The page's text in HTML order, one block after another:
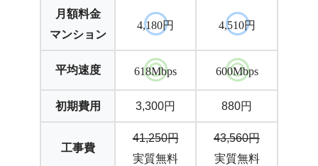
月額料金
マンション
4,180円 4,510円
平均速度 618Mbps 600Mbps
初期費用 3,300円 880円
工事費
41,250円
実質無料
43,560円
実質無料